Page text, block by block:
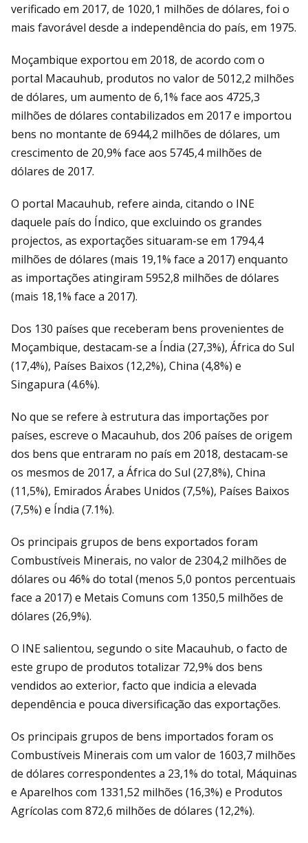
verificado em 2017, de 1020,1 milhões de dólares, foi o
mais favorável desde a independência do país, em 1975.
Moçambique exportou em 2018, de acordo com o
portal Macauhub, produtos no valor de 5012,2 milhões
de dólares, um aumento de 6,1% face aos 4725,3
milhões de dólares contabilizados em 2017 e importou
bens no montante de 6944,2 milhões de dólares, um
crescimento de 20,9% face aos 5745,4 milhões de
dólares de 2017.
O portal Macauhub, refere ainda, citando o INE
daquele país do Índico, que excluindo os grandes
projectos, as exportações situaram-se em 1794,4
milhões de dólares (mais 19,1% face a 2017) enquanto
as importações atingiram 5952,8 milhões de dólares
(mais 18,1% face a 2017).
Dos 130 países que receberam bens provenientes de
Moçambique, destacam-se a Índia (27,3%), África do Sul
(17,4%), Países Baixos (12,2%), China (4,8%) e
Singapura (4.6%).
No que se refere à estrutura das importações por
países, escreve o Macauhub, dos 206 países de origem
dos bens que entraram no país em 2018, destacam-se
os mesmos de 2017, a África do Sul (27,8%), China
(11,5%), Emirados Árabes Unidos (7,5%), Países Baixos
(7,5%) e Índia (7.1%).
Os principais grupos de bens exportados foram
Combustíveis Minerais, no valor de 2304,2 milhões de
dólares ou 46% do total (menos 5,0 pontos percentuais
face a 2017) e Metais Comuns com 1350,5 milhões de
dólares (26,9%).
O INE salientou, segundo o site Macauhub, o facto de
este grupo de produtos totalizar 72,9% dos bens
vendidos ao exterior, facto que indicia a elevada
dependência e pouca diversificação das exportações.
Os principais grupos de bens importados foram os
Combustíveis Minerais com um valor de 1603,7 milhões
de dólares correspondentes a 23,1% do total, Máquinas
e Aparelhos com 1331,52 milhões (16,3%) e Produtos
Agrícolas com 872,6 milhões de dólares (12,2%).